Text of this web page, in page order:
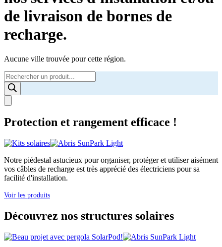
de livraison de bornes de
recharge.
Aucune ville trouvée pour cette région.
Products
search
Protection et rangement efficace !
Notre piédestal astucieux pour organiser, protéger et utiliser aisément
vos câbles de recharge est très apprécié des électriciens pour sa
facilité d'installation.
Voir les produits
Découvrez nos structures solaires